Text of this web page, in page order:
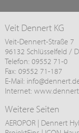
Veit Dennert KG
Veit-Dennert-Straße 7
96132 Schlüsselfeld /
Telefon: 09552 71-0
Fax: 09552 71-187
E-Mail: info@
Internet:
Weitere Seiten
AEROPOR | Dennert